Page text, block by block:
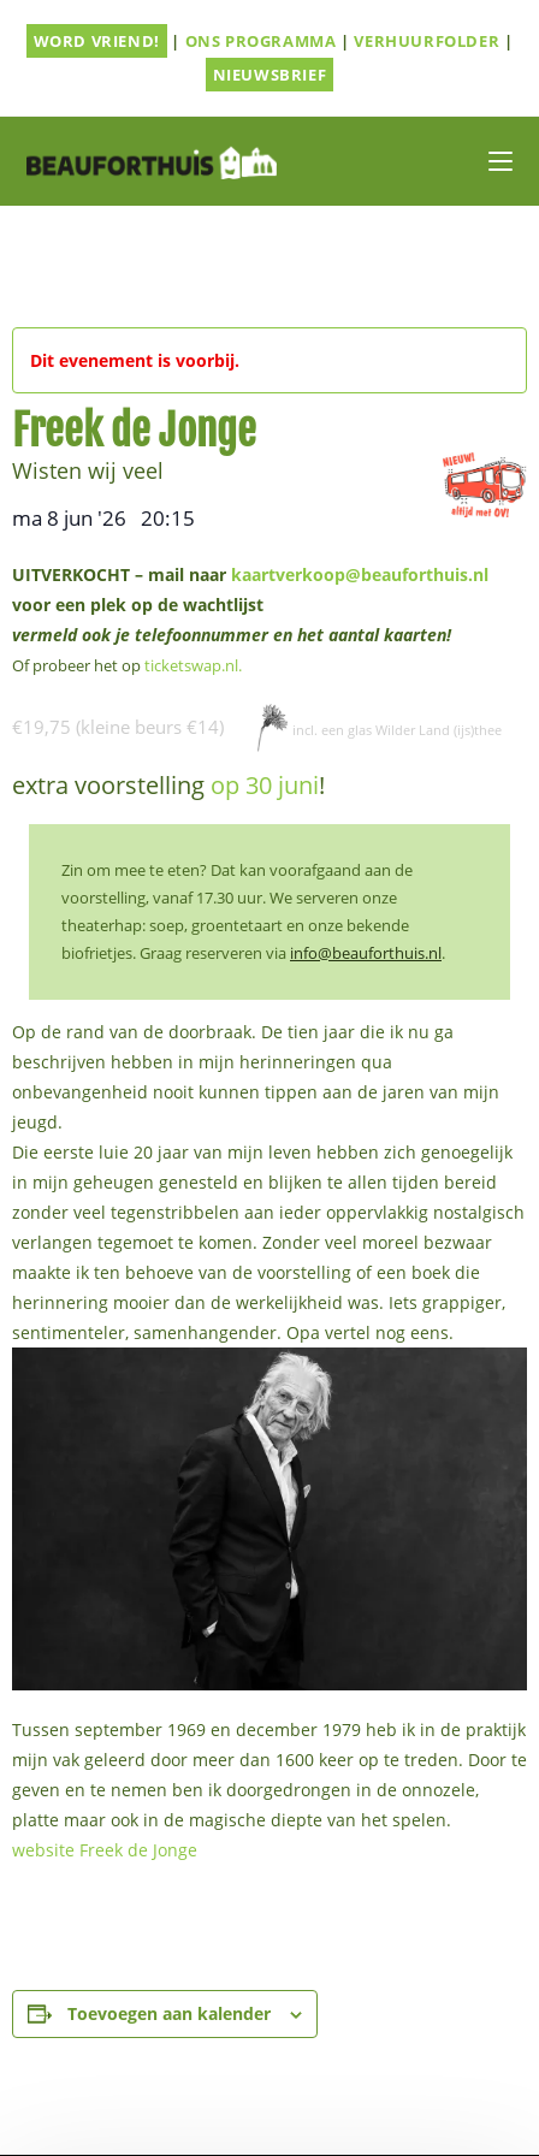
naarWORD VRIEND! | ONS PROGRAMMA |VERHUURFOLDER |
NIEUWSBRIEF
Dit evenement is voorbij.
Freek de Jonge
Wisten wij veel
ma 8 jun '26 20:15
UITVERKOCHT – mail naar kaartverkoop@beauforthuis.nl
voor een plek op de wachtlijst
vermeld ook je telefoonnummer en het aantal kaarten!
Of probeer het opticketswap.nl.
€19,75 (kleine beurs €14) incl. een glas Wilder Land (ijs)thee
extra voorstelling op 30 juni!
Zin om mee te eten? Dat kan voorafgaand aan de
voorstelling, vanaf 17.30 uur. We serveren onze
theaterhap: soep, groentetaart en onze bekende
biofrietjes. Graag reserveren via info@beauforthuis.nl.
Op de rand van de doorbraak. De tien jaar die ik nu ga
beschrijven hebben in mijn herinneringen qua
onbevangenheid nooit kunnen tippen aan de jaren van mijn
jeugd.
Die eerste luie 20 jaar van mijn leven hebben zich genoegelijk
in mijn geheugen genesteld en blijken te allen tijden bereid
zonder veel tegenstribbelen aan ieder oppervlakkig nostalgisch
verlangen tegemoet te komen. Zonder veel moreel bezwaar
maakte ik ten behoeve van de voorstelling of een boek die
herinnering mooier dan de werkelijkheid was. Iets grappiger,
sentimenteler, samenhangender. Opa vertel nog eens.
Tussen september 1969 en december 1979 heb ik in de praktijk
mijn vak geleerd door meer dan 1600 keer op te treden. Door te
geven en te nemen ben ik doorgedrongen in de onnozele,
platte maar ook in de magische diepte van het spelen.
website Freek de Jonge
Toevoegen aan kalender